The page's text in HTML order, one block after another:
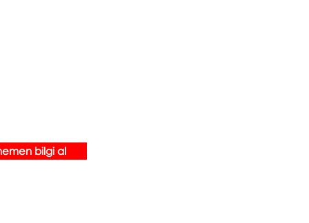
bilgi al